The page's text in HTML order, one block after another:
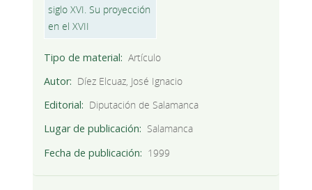
Tipo de material
Artículo
Autor
Díez Elcuaz, José Ignacio
Editorial
Diputación de Salamanca
Lugar de publicación
Salamanca
Fecha de publicación
1999